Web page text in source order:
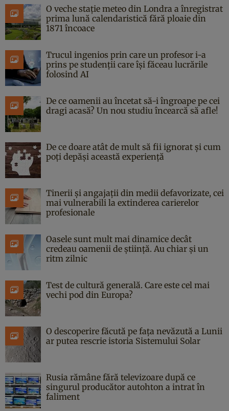
O veche stație meteo din Londra a înregistrat
prima lună calendaristică fără ploaie din
1871 încoace
Trucul ingenios prin care un profesor i-a
prins pe studenții care își făceau lucrările
folosind AI
De ce oamenii au încetat să-i îngroape pe cei
dragi acasă? Un nou studiu încearcă să afle!
De ce doare atât de mult să fii ignorat și cum
poți depăși această experiență
Tinerii și angajații din medii defavorizate, cei
mai vulnerabili la extinderea carierelor
profesionale
Oasele sunt mult mai dinamice decât
credeau oamenii de știință. Au chiar și un
ritm zilnic
Test de cultură generală. Care este cel mai
vechi pod din Europa?
O descoperire făcută pe fața nevăzută a Lunii
ar putea rescrie istoria Sistemului Solar
Rusia rămâne fără televizoare după ce
singurul producător autohton a intrat în
faliment